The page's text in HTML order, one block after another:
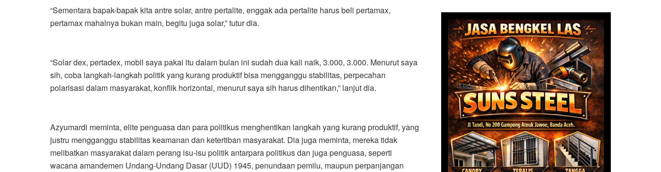
“Sementara bapak-bapak kita antre solar, antre pertalite, enggak ada pertalite harus beli pertamax,
pertamax mahalnya bukan main, begitu juga solar,” tutur dia.
“Solar dex, pertadex, mobil saya pakai itu dalam bulan ini sudah dua kali naik, 3.000, 3.000. Menurut saya
sih, coba langkah-langkah politik yang kurang produktif bisa mengganggu stabilitas, perpecahan
polarisasi dalam masyarakat, konflik horizontal, menurut saya sih harus dihentikan,” lanjut dia.
Azyumardi meminta, elite penguasa dan para politikus menghentikan langkah yang kurang produktif, yang
justru mengganggu stabilitas keamanan dan ketertiban masyarakat. Dia juga meminta, mereka tidak
melibatkan masyarakat dalam perang isu-isu politik antarpara politikus dan juga penguasa, seperti
wacana amandemen Undang-Undang Dasar (UUD) 1945, penundaan pemilu, maupun perpanjangan